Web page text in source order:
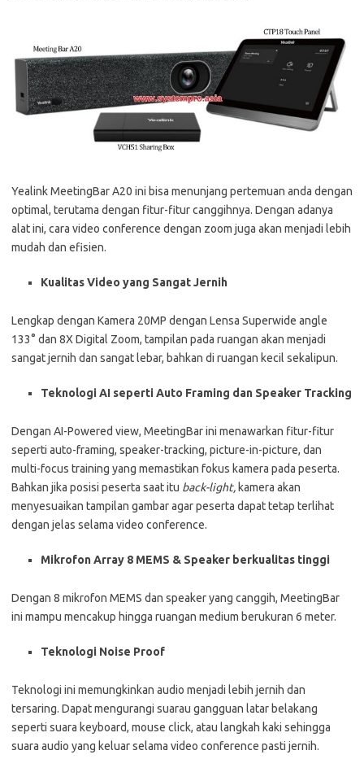
Yealink MeetingBar A20 ini bisa menunjang pertemuan anda dengan
optimal, terutama dengan fitur-fitur canggihnya. Dengan adanya
alat ini, cara video conference dengan zoom juga akan menjadi lebih
mudah dan efisien.
Kualitas Video yang Sangat Jernih
Lengkap dengan Kamera 20MP dengan Lensa Superwide angle
133° dan 8X Digital Zoom, tampilan pada ruangan akan menjadi
sangat jernih dan sangat lebar, bahkan di ruangan kecil sekalipun.
Teknologi AI seperti Auto Framing dan Speaker Tracking
Dengan AI-Powered view, MeetingBar ini menawarkan fitur-fitur
seperti auto-framing, speaker-tracking, picture-in-picture, dan
multi-focus training yang memastikan fokus kamera pada peserta.
Bahkan jika posisi peserta saat itu back-light, kamera akan
menyesuaikan tampilan gambar agar peserta dapat tetap terlihat
dengan jelas selama video conference.
Mikrofon Array 8 MEMS & Speaker berkualitas tinggi
Dengan 8 mikrofon MEMS dan speaker yang canggih, MeetingBar
ini mampu mencakup hingga ruangan medium berukuran 6 meter.
Teknologi Noise Proof
Teknologi ini memungkinkan audio menjadi lebih jernih dan
tersaring. Dapat mengurangi suarau gangguan latar belakang
seperti suara keyboard, mouse click, atau langkah kaki sehingga
suara audio yang keluar selama video conference pasti jernih.